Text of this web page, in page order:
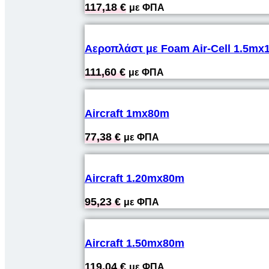
117,18€ με ΦΠΑ
Αεροπλάστ με Foam Air-Cell
111,60€ με ΦΠΑ
Aircraft 1mx80m
77,38€ με ΦΠΑ
Aircraft 1.20mx80m
95,23€ με ΦΠΑ
Aircraft 1.50mx80m